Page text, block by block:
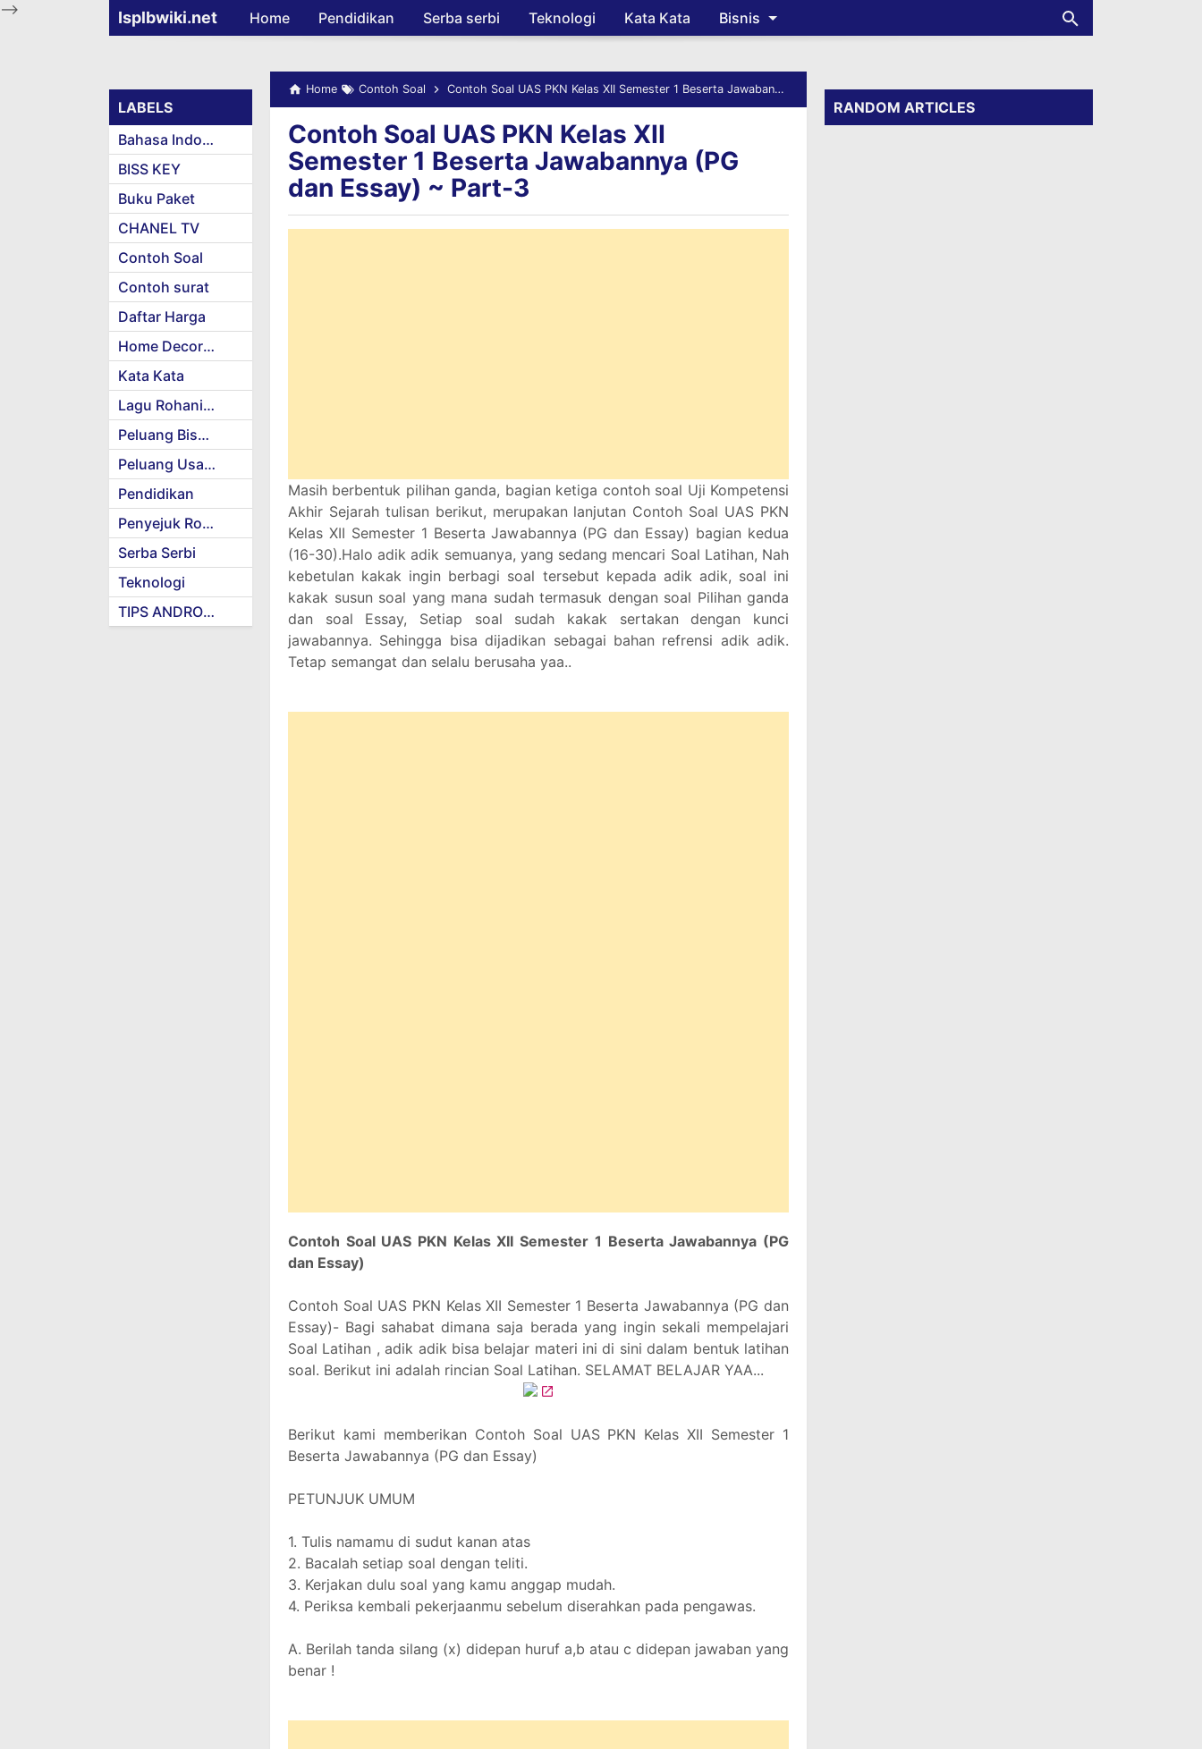
-->
Skip to main content
Isplbwiki.net Home Pendidikan Serba serbi Teknologi Kata Kata Bisnis
Home Contoh Soal Contoh Soal UAS PKN Kelas XII Semester 1 Beserta Jawabannya (PG dan Essay) ~ Part-3
Contoh Soal UAS PKN Kelas XII
Semester 1 Beserta Jawabannya (PG
dan Essay) ~ Part-3
Masih berbentuk pilihan ganda, bagian ketiga contoh soal Uji Kompetensi
Akhir Sejarah tulisan berikut, merupakan lanjutan Contoh Soal UAS PKN
Kelas XII Semester 1 Beserta Jawabannya (PG dan Essay) bagian kedua
(16-30).Halo adik adik semuanya, yang sedang mencari Soal Latihan, Nah
kebetulan kakak ingin berbagi soal tersebut kepada adik adik, soal ini
kakak susun soal yang mana sudah termasuk dengan soal Pilihan ganda
dan soal Essay, Setiap soal sudah kakak sertakan dengan kunci
jawabannya. Sehingga bisa dijadikan sebagai bahan refrensi adik adik.
Tetap semangat dan selalu berusaha yaa..
Contoh Soal UAS PKN Kelas XII Semester 1 Beserta Jawabannya (PG
dan Essay)
Contoh Soal UAS PKN Kelas XII Semester 1 Beserta Jawabannya (PG dan
Essay)- Bagi sahabat dimana saja berada yang ingin sekali mempelajari
Soal Latihan , adik adik bisa belajar materi ini di sini dalam bentuk latihan
soal. Berikut ini adalah rincian Soal Latihan. SELAMAT BELAJAR YAA...
Berikut kami memberikan Contoh Soal UAS PKN Kelas XII Semester 1
Beserta Jawabannya (PG dan Essay)
PETUNJUK UMUM
1. Tulis namamu di sudut kanan atas
2. Bacalah setiap soal dengan teliti.
3. Kerjakan dulu soal yang kamu anggap mudah.
4. Periksa kembali pekerjaanmu sebelum diserahkan pada pengawas.
A. Berilah tanda silang (x) didepan huruf a,b atau c didepan jawaban yang
benar !
LABELS
Bahasa Indonesia
BISS KEY
Buku Paket
CHANEL TV
Contoh Soal
Contoh surat
Daftar Harga
Home Decoration
Kata Kata
Lagu Rohani Kristen
Peluang Bisnis
Peluang Usaha
Pendidikan
Penyejuk Rohani
Serba Serbi
Teknologi
TIPS ANDROID
RANDOM ARTICLES